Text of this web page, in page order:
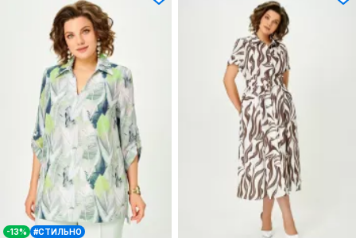
-13% #СТИЛЬНО